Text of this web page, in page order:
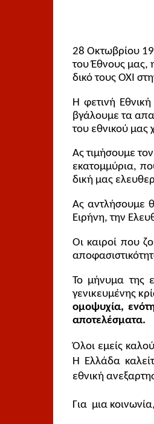
28 Οκτωβρίου
του Έθνους μας,
δικό τους ΟΧΙ
Η φετινή
βγάλουμε τα
του εθνικού μας
Ας τιμήσουμε
εκατομμύρια,
δική μας
Ας αντλήσουμε
Ειρήνη, την
Οι καιροί που
Το μήνυμα της
γενικευμένης
ομοψυχία,
αποτελέσματα.
Όλοι εμείς
Η Ελλάδα
εθνική
Για  μια